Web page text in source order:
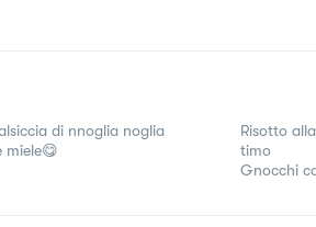
di nnoglia noglia
miele😋
Risotto
timo
Gnocchi